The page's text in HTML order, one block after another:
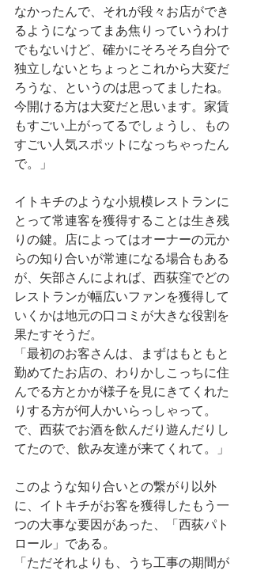
なかったんで、それが段々お店ができ
るようになってまあ焦りっていうわけ
でもないけど、確かにそろそろ自分で
独立しないとちょっとこれから大変だ
ろうな、というのは思ってましたね。
今開ける方は大変だと思います。家賃
もすごい上がってるでしょうし、もの
すごい人気スポットになっちゃったん
で。」
イトキチのような小規模レストランに
とって常連客を獲得することは生き残
りの鍵。店によってはオーナーの元か
らの知り合いが常連になる場合もある
が、矢部さんによれば、西荻窪でどの
レストランが幅広いファンを獲得して
いくかは地元の口コミが大きな役割を
果たすそうだ。
「最初のお客さんは、まずはもともと
勤めてたお店の、わりかしこっちに住
んでる方とかが様子を見にきてくれた
りする方が何人かいらっしゃって。
で、西荻でお酒を飲んだり遊んだりし
てたので、飲み友達が来てくれて。」
このような知り合いとの繋がり以外
に、イトキチがお客を獲得したもう一
つの大事な要因があった、「西荻パト
ロール」である。
「ただそれよりも、うち工事の期間が